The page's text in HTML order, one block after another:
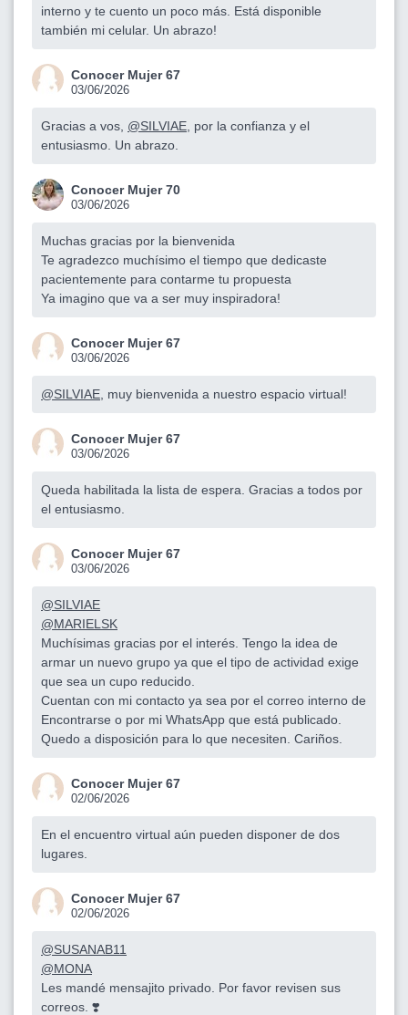
interno y te cuento un poco más. Está disponible
también mi celular. Un abrazo!
Conocer Mujer 67
03/06/2026
Gracias a vos, @SILVIAE , por la confianza y el
entusiasmo. Un abrazo.
Conocer Mujer 70
03/06/2026
Muchas gracias por la bienvenida
Te agradezco muchísimo el tiempo que dedicaste
pacientemente para contarme tu propuesta
Ya imagino que va a ser muy inspiradora!
Conocer Mujer 67
03/06/2026
@SILVIAE , muy bienvenida a nuestro espacio virtual!
Conocer Mujer 67
03/06/2026
Queda habilitada la lista de espera. Gracias a todos por
el entusiasmo.
Conocer Mujer 67
03/06/2026
@SILVIAE
@MARIELSK
Muchísimas gracias por el interés. Tengo la idea de
armar un nuevo grupo ya que el tipo de actividad exige
que sea un cupo reducido.
Cuentan con mi contacto ya sea por el correo interno de
Encontrarse o por mi WhatsApp que está publicado.
Quedo a disposición para lo que necesiten. Cariños.
Conocer Mujer 67
02/06/2026
En el encuentro virtual aún pueden disponer de dos
lugares.
Conocer Mujer 67
02/06/2026
@SUSANAB11
@MONA
Les mandé mensajito privado. Por favor revisen sus
correos. ❣️